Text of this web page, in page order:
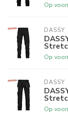
Op
DASSY
Op
DASSY
Op